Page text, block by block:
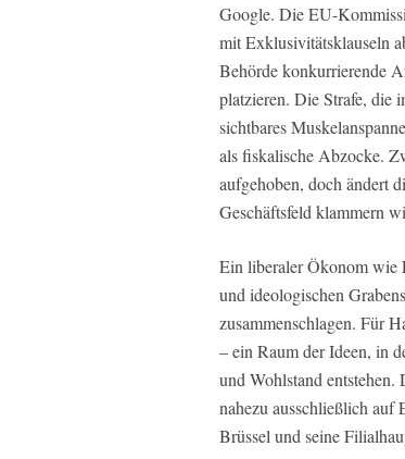
Google. Die EU-
mit Exklusivitätsklauseln
Behörde konkurrierende
platzieren. Die Strafe, die
sichtbares
als fiskalische Abzocke.
aufgehoben, doch ändert
Geschäftsfeld klammern
Ein liberaler Ökonom wie
und ideologischen
zusammenschlagen. Für
– ein Raum der Ideen, in
und Wohlstand entstehen.
nahezu ausschließlich
Brüssel und seine